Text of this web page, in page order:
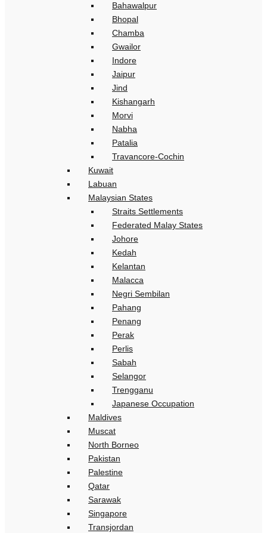
Bahawalpur
Bhopal
Chamba
Gwailor
Indore
Jaipur
Jind
Kishangarh
Morvi
Nabha
Patalia
Travancore-Cochin
Kuwait
Labuan
Malaysian States
Straits Settlements
Federated Malay States
Johore
Kedah
Kelantan
Malacca
Negri Sembilan
Pahang
Penang
Perak
Perlis
Sabah
Selangor
Trengganu
Japanese Occupation
Maldives
Muscat
North Borneo
Pakistan
Palestine
Qatar
Sarawak
Singapore
Transjordan